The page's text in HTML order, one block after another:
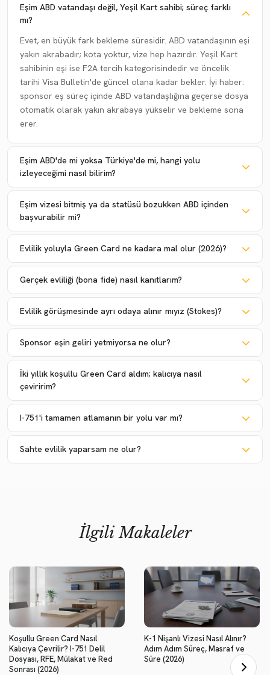
Eşim ABD vatandaşı değil, Yeşil Kart sahibi; süreç farklı
mı?
Evet, en büyük fark bekleme süresidir. ABD vatandaşının eşi
yakın akrabadır; kota yoktur, vize hep hazırdır. Yeşil Kart
sahibinin eşi ise F2A tercih kategorisindedir ve öncelik
tarihi Visa Bulletin'de güncel olana kadar bekler. İyi haber:
sponsor eş süreç içinde ABD vatandaşlığına geçerse dosya
otomatik olarak yakın akrabaya yükselir ve bekleme sona
erer.
Eşim ABD'de mi yoksa Türkiye'de mi, hangi yolu
izleyeceğimi nasıl bilirim?
Eşim vizesi bitmiş ya da statüsü bozukken ABD içinden
başvurabilir mi?
Evlilik yoluyla Green Card ne kadara mal olur (2026)?
Gerçek evliliği (bona fide) nasıl kanıtlarım?
Evlilik görüşmesinde ayrı odaya alınır mıyız (Stokes)?
Sponsor eşin geliri yetmiyorsa ne olur?
İki yıllık koşullu Green Card aldım; kalıcıya nasıl
çeviririm?
I-751'i tamamen atlamanın bir yolu var mı?
Sahte evlilik yaparsam ne olur?
İlgili Makaleler
Koşullu Green Card Nasıl
Kalıcıya Çevrilir? I-751 Delil
Dosyası, RFE, Mülakat ve Red
Sonrası (2026)
K-1 Nişanlı Vizesi Nasıl Alınır?
Adım Adım Süreç, Masraf ve
Süre (2026)